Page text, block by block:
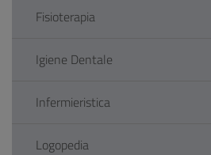
Fisioterapia
Igiene Dentale
Infermieristica
Logopedia